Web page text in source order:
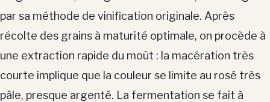
par sa méthode de vinification originale. Après
récolte des grains à maturité optimale, on procède à
une extraction rapide du moût : la macération très
courte implique que la couleur se limite au rosé très
pâle, presque argenté. La fermentation se fait à